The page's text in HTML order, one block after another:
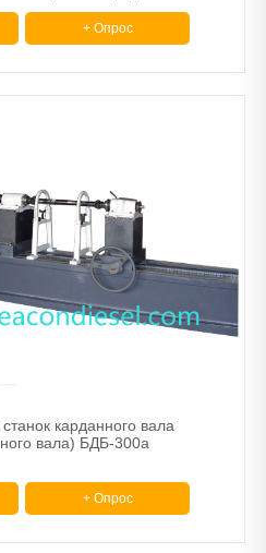
+ Опрос
карданного вала
вала) БДБ-300а
+ Опрос